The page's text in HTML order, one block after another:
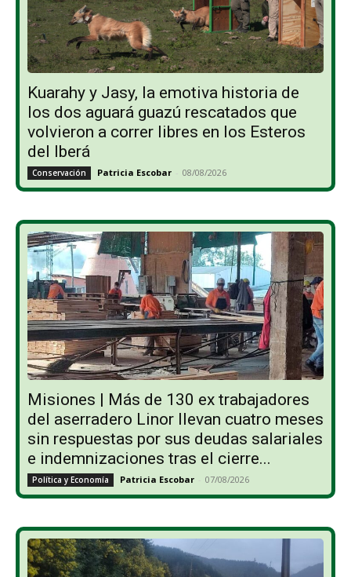
Kuarahy y Jasy, la emotiva historia de
los dos aguará guazú rescatados que
volvieron a correr libres en los Esteros
del Iberá
Conservación Patricia Escobar - 08/08/2026
Misiones | Más de 130 ex trabajadores
del aserradero Linor llevan cuatro meses
sin respuestas por sus deudas salariales
e indemnizaciones tras el cierre...
Política y Economía Patricia Escobar - 07/08/2026